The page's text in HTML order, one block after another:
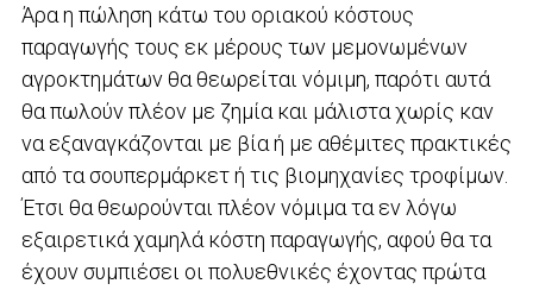
Άρα η πώληση κάτω του οριακού κόστους
παραγωγής τους εκ μέρους των μεμονωμένων
αγροκτημάτων θα θεωρείται νόμιμη, παρότι αυτά
θα πωλούν πλέον με ζημία και μάλιστα χωρίς καν
να εξαναγκάζονται με βία ή με αθέμιτες πρακτικές
από τα σουπερμάρκετ ή τις βιομηχανίες τροφίμων.
Έτσι θα θεωρούνται πλέον νόμιμα τα εν λόγω
εξαιρετικά χαμηλά κόστη παραγωγής, αφού θα τα
έχουν συμπιέσει οι πολυεθνικές έχοντας πρώτα